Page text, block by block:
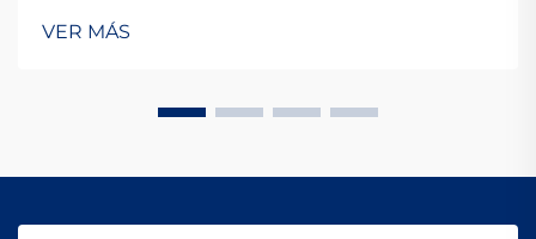
directamente relacionado con la eficiencia operativa,
la calidad de producción y la vida útil del equipo.
VER MÁS